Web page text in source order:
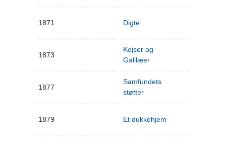
1871 Digte
1873
Kejser og
Galilæer
1877
Samfundets
støtter
1879 Et dukkehjem